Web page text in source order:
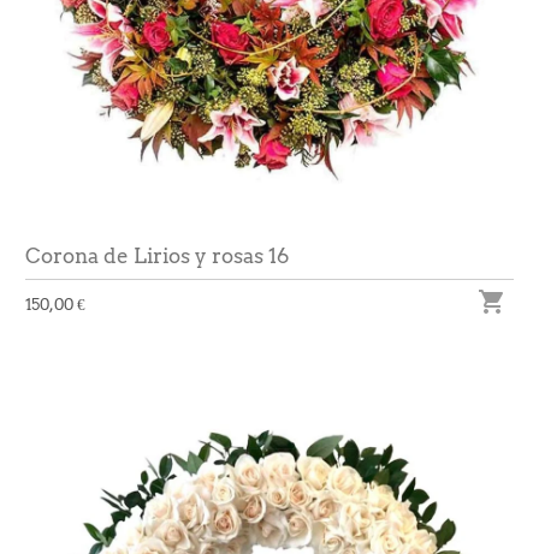
Corona de Lirios y rosas 16
150,00 € 